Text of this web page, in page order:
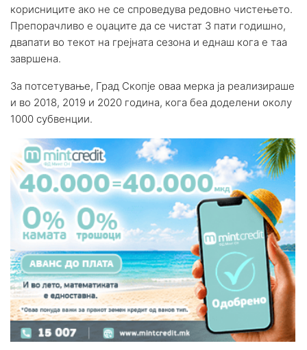
корисниците ако не се спроведува редовно чистењето.
Препорачливо е оџаците да се чистат 3 пати годишно,
двапати во текот на грејната сезона и еднаш кога е таа
завршена.
За потсетување, Град Скопје оваа мерка ја реализираше
и во 2018, 2019 и 2020 година, кога беа доделени околу
1000 субвенции.